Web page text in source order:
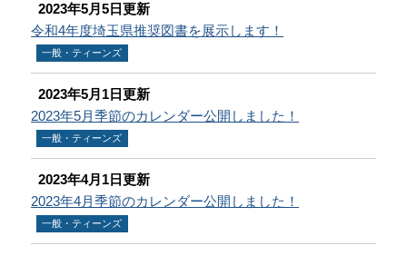
2023年5月5日更新
令和4年度埼玉県推奨図書を展示します！
一般・ティーンズ
2023年5月1日更新
2023年5月季節のカレンダー公開しました！
一般・ティーンズ
2023年4月1日更新
2023年4月季節のカレンダー公開しました！
一般・ティーンズ